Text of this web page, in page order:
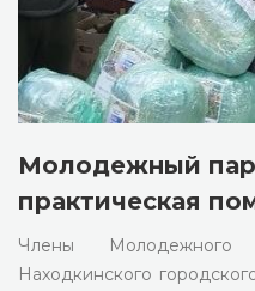
Молодежный
практическая
Члены
Находкинского